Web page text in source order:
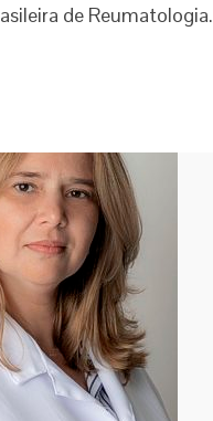
de Reumatologia.